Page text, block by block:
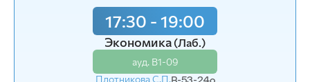
17:30 - 19:00
Экономика(Лаб.)
ауд. В1-09
Плотникова С.П.В-53-24o